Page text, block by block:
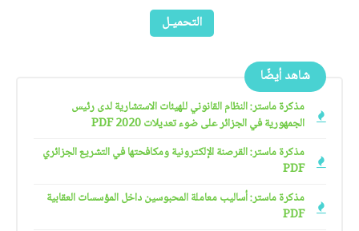
التحميـل
شاهد أيضًا
مذكرة ماستر: النظام القانوني للهيئات الاستشارية لدى رئيس
الجمهورية في الجزائر على ضوء تعديلات 2020 PDF
مذكرة ماستر: القرصنة الإلكترونية ومكافحتها في التشريع الجزائري
PDF
مذكرة ماستر: أساليب معاملة المحبوسين داخل المؤسسات العقابية
PDF